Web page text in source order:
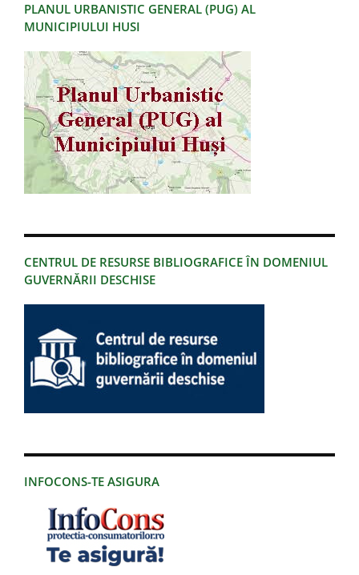
PLANUL URBANISTIC GENERAL (PUG) AL
MUNICIPIULUI HUSI
CENTRUL DE RESURSE BIBLIOGRAFICE ÎN DOMENIUL
GUVERNĂRII DESCHISE
INFOCONS-TE ASIGURA